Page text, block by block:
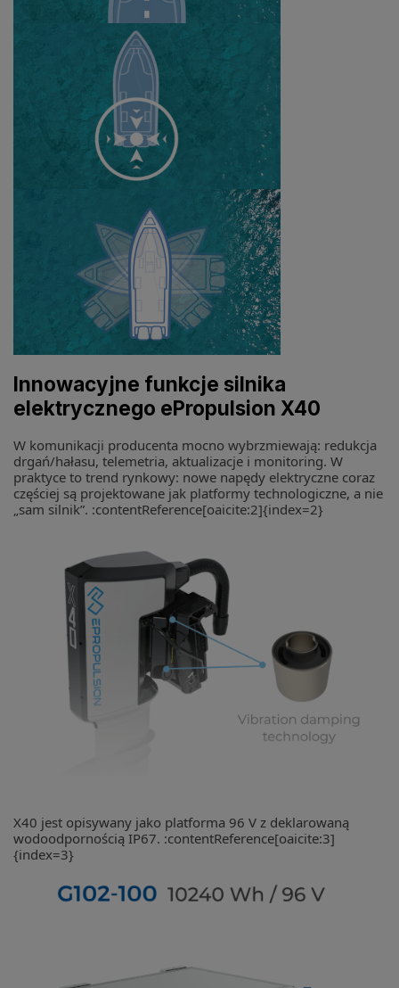
Innowacyjne funkcje silnika
elektrycznego ePropulsion X40
W komunikacji producenta mocno wybrzmiewają: redukcja
drgań/hałasu, telemetria, aktualizacje i monitoring. W
praktyce to trend rynkowy: nowe napędy elektryczne coraz
częściej są projektowane jak platformy technologiczne, a nie
„sam silnik”. :contentReference[oaicite:2]{index=2}
X40 jest opisywany jako platforma 96 V z deklarowaną
wodoodpornością IP67. :contentReference[oaicite:3]
{index=3}